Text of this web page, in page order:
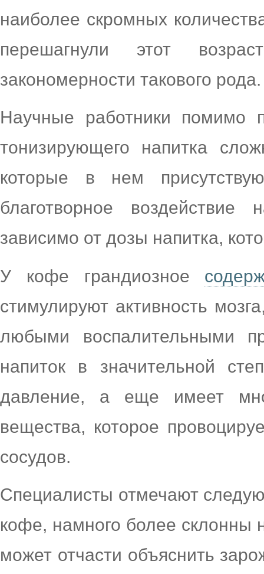
наиболее скромных
перешагнули этот
закономерности такового рода.
Научные работники помимо
тонизирующего напитка
которые в нем
благотворное воздействие
зависимо от дозы напитка,
У кофе грандиозное
стимулируют активность
любыми воспалительными
напиток в значительной
давление, а еще имеет
вещества, которое
сосудов.
Специалисты отмечают
кофе, намного более склонны
может отчасти объяснить